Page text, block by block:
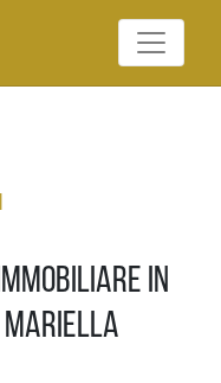
Federazione Italiana
in
Mariella